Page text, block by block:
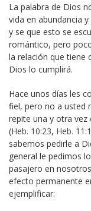
La palabra de Dios
vida en abundancia
y se que esto se
romántico, pero
la relación que tiene
Dios lo cumplirá.
Hace unos días les
fiel, pero no a usted
repite una y otra vez
(Heb. 10:23, Heb.
sabemos pedirle a
general le pedimos
pasajero en
efecto permanente
ejemplificar: